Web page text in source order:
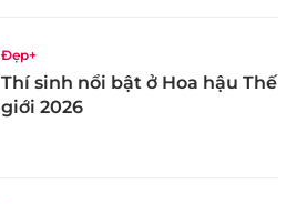
Đẹp+
Thí sinh nổi bật ở Hoa hậu Thế
giới 2026